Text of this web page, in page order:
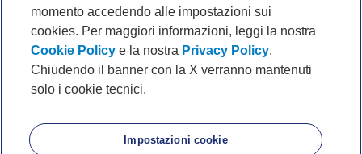
Privacy Cookie Policy Accessibilità About
Noi di Mediolanum
Mappa del sito
momento accedendo alle impostazioni sui
cookies. Per maggiori informazioni, leggi la nostra
Cookie Policy e la nostra Privacy Policy.
Chiudendo il banner con la X verranno mantenuti
solo i cookie tecnici.
Impostazioni cookie